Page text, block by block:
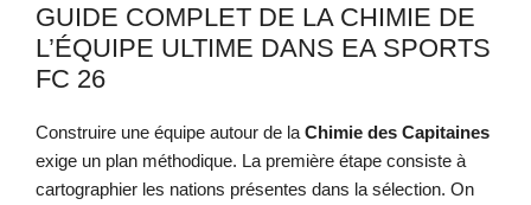
GUIDE COMPLET DE LA CHIMIE DE
L’ÉQUIPE ULTIME DANS EA SPORTS
FC 26
Construire une équipe autour de la Chimie des Capitaines
exige un plan méthodique. La première étape consiste à
cartographier les nations présentes dans la sélection. On